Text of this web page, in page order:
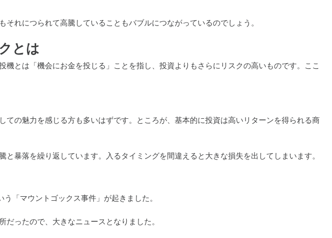
れにつられて高騰していることもバブルにつながっているのでしょう。
とは
とは「機会にお金を投じる」ことを指し、投資よりもさらにリスクの高いものです。ここ
ての魅力を感じる方も多いはずです。ところが、基本的に投資は高いリターンを得られる商
暴落を繰り返しています。入るタイミングを間違えると大きな損失を出してしまいます。
「マウントゴックス事件」が起きました。
ったので、大きなニュースとなりました。